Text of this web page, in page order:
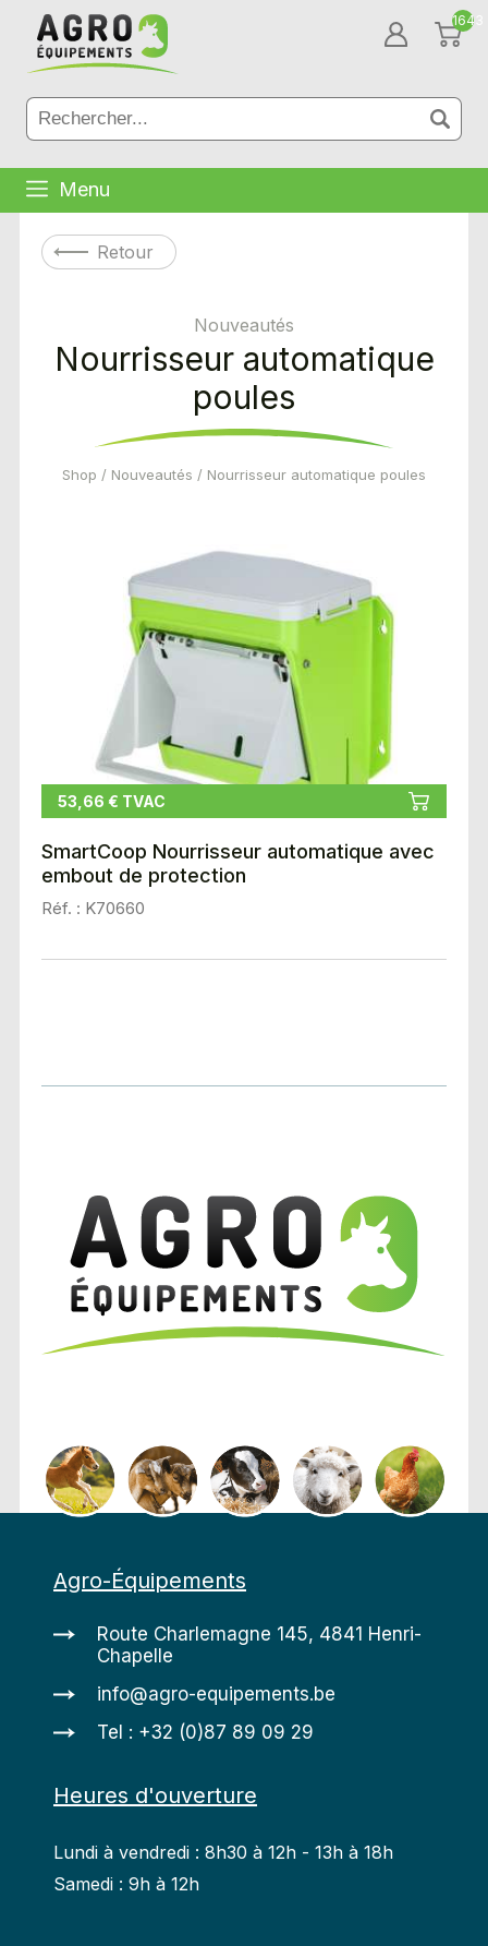
1643
Menu
Retour
Nouveautés
Nourrisseur automatique
poules
Shop / Nouveautés / Nourrisseur automatique poules
53,66 € TVAC
SmartCoop Nourrisseur automatique avec
embout de protection
Réf. : K70660
Agro-Équipements
Route Charlemagne 145, 4841 Henri-
Chapelle
info@agro-equipements.be
Tel : +32 (0)87 89 09 29
Heures d'ouverture
Lundi à vendredi : 8h30 à 12h - 13h à 18h
Samedi : 9h à 12h